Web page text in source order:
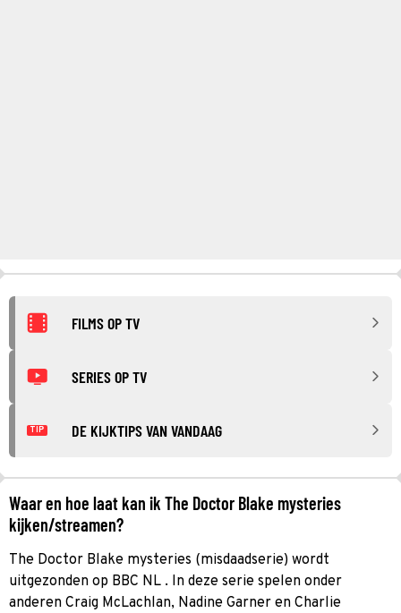
FILMS OP TV
SERIES OP TV
TIP DE KIJKTIPS VAN VANDAAG
Waar en hoe laat kan ik The Doctor Blake mysteries
kijken/streamen?
The Doctor Blake mysteries (misdaadserie) wordt
uitgezonden op BBC NL . In deze serie spelen onder
anderen Craig McLachlan, Nadine Garner en Charlie